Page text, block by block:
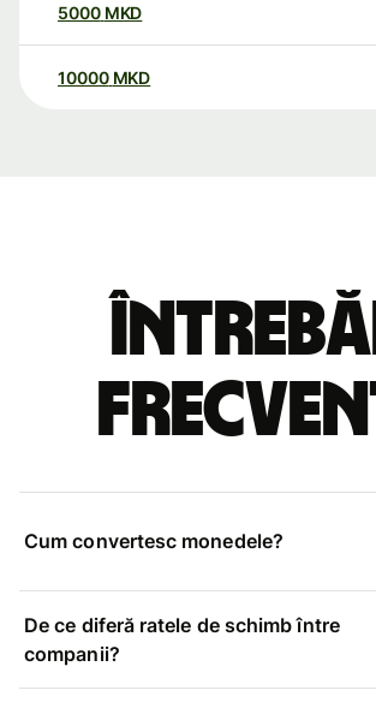
5000 MKD
10000 MKD
Cum convertesc monedele?
De ce diferă ratele de schimb între
companii?